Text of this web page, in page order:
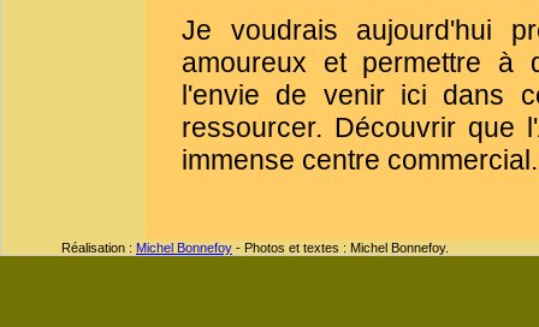
Je voudrais aujourd'hui
amoureux et permettre à
l'envie de venir ici dans
ressourcer. Découvrir que
immense centre commercial.
Réalisation : Michel Bonnefoy - Photos et textes : Michel Bonnefoy.